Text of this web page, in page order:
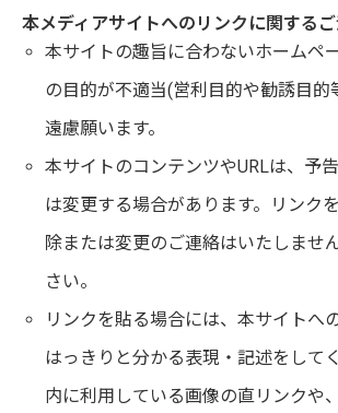
本メディアサイトへのリンクに関する
本サイトの趣旨に合わないホームペ
の目的が不適当(営利目的や勧誘目的
遠慮願います。
本サイトのコンテンツやURLは、予
は変更する場合があります。リンク
除または変更のご連絡はいたしませ
さい。
リンクを貼る場合には、本サイトへ
はっきりと分かる表現・記述をして
内に利用している画像の直リンクや